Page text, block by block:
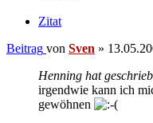
Zitat
Beitrag von Sven »
Henning hat
irgendwie kann ich
gewöhnen